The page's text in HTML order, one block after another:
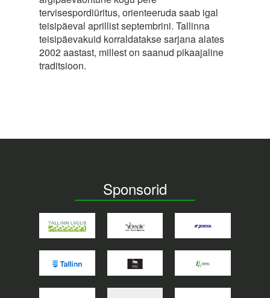
tervisespordiüritus, orienteeruda saab igal
teisipäeval aprillist septembrini. Tallinna
teisipäevakuid korraldatakse sarjana alates
2002 aastast, millest on saanud pikaajaline
traditsioon.
Sponsorid